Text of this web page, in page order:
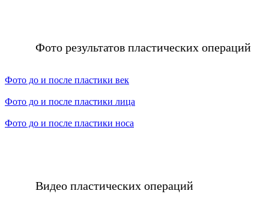
Фото результатов пластических операций
Фото до и после пластики век
Фото до и после пластики лица
Фото до и после пластики носа
Видео пластических операций